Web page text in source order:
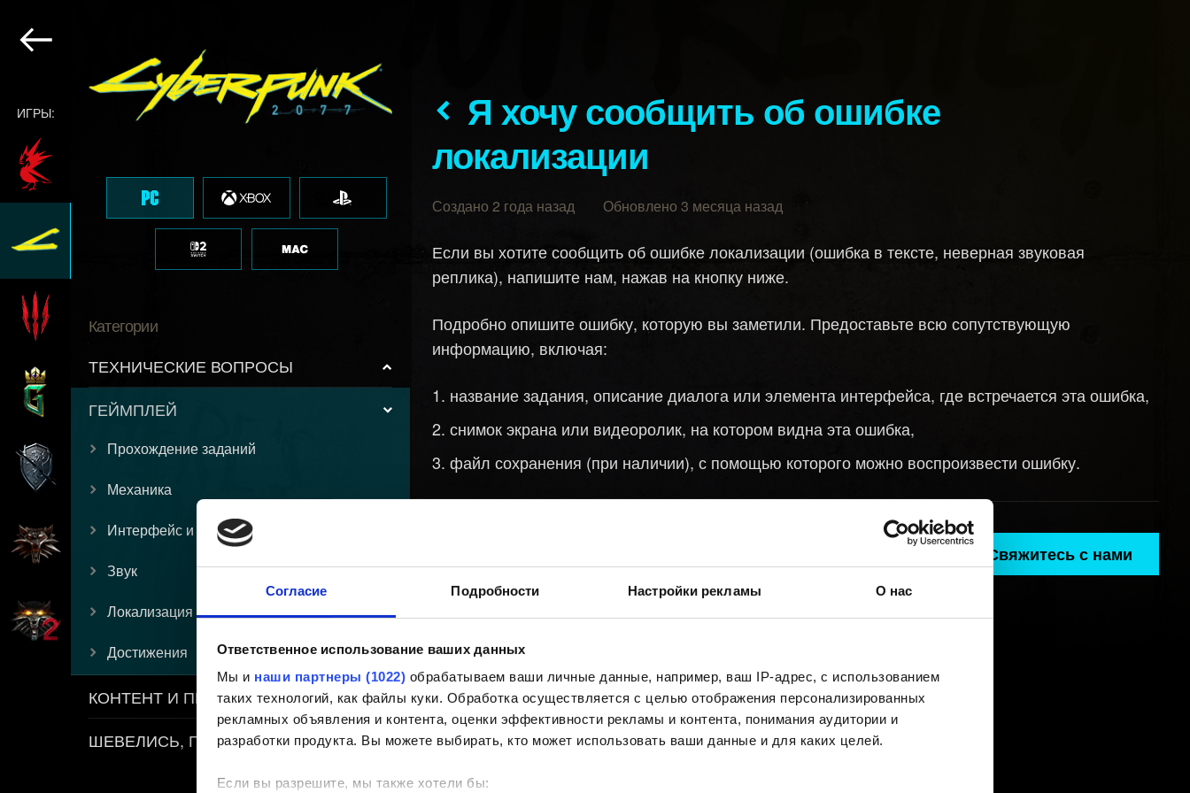
Согласие Подробности Настройки рекламы О нас
Ответственное использование ваших данных
Мы и наши партнеры (1022) обрабатываем ваши личные данные, например, ваш IP-адрес, с использованием
таких технологий, как файлы куки. Обработка осуществляется с целью отображения персонализированных
рекламных объявления и контента, оценки эффективности рекламы и контента, понимания аудитории и
разработки продукта. Вы можете выбирать, кто может использовать ваши данные и для каких целей.
Если вы разрешите, мы также хотели бы:
ИГРЫ:
Категории
ТЕХНИЧЕСКИЕ ВОПРОСЫ
ГЕЙМПЛЕЙ
Прохождение заданий
Механика
Интерфейс и графика
Звук
Локализация
Достижения
КОНТЕНТ И ПРАВИЛА
ШЕВЕЛИСЬ, ПЛОТВА
Я хочу сообщить об ошибке
локализации
Создано 2 года назад Обновлено 3 месяца назад
Если вы хотите сообщить об ошибке локализации (ошибка в тексте, неверная звуковая
реплика), напишите нам, нажав на кнопку ниже.
Подробно опишите ошибку, которую вы заметили. Предоставьте всю сопутствующую
информацию, включая:
название задания, описание диалога или элемента интерфейса, где встречается эта ошибка,
снимок экрана или видеоролик, на котором видна эта ошибка,
файл сохранения (при наличии), с помощью которого можно воспроизвести ошибку.
Свяжитесь с нами